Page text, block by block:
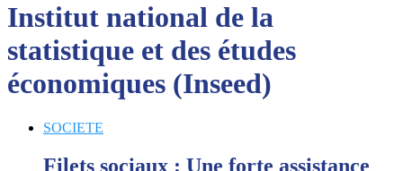
Institut national de la
statistique et des études
économiques (Inseed)
SOCIETE
Filets sociaux : Une forte assistance